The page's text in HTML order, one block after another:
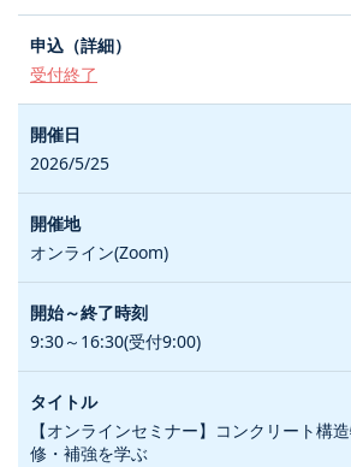
受付終了
2026/5/25
オンライン(Zoom)
9:30～16:30(受付9:00)
【オンラインセミナー】コンクリート構
修・補強を学ぶ